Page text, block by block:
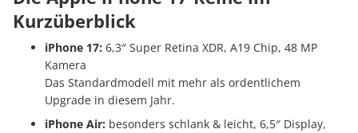
Kurzüberblick
iPhone 17: 6,3″ Super Retina XDR, A19 Chip, 48 MP
Kamera
Das Standardmodell mit mehr als ordentlichem
Upgrade in diesem Jahr.
iPhone Air: besonders schlank & leicht, 6,5″ Display,